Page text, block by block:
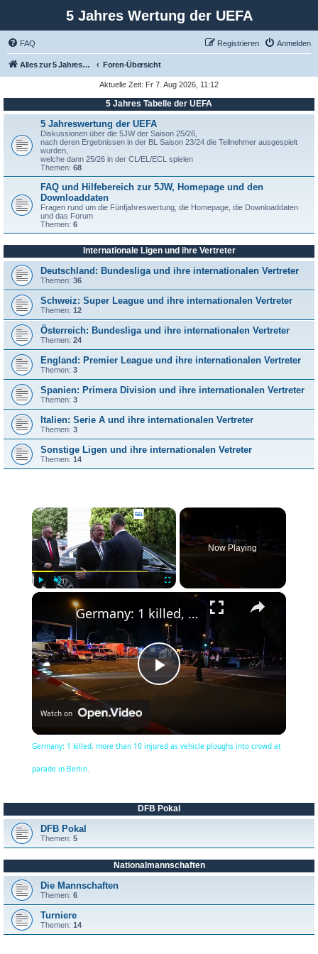
5 Jahres Wertung der UEFA
FAQ Anmelden
Registrieren
Alles zur 5 Jahreswertung / Tabelle der UEFA mit vielen Statistiken. Foren-Übersicht
Aktuelle Zeit: Fr 7. Aug 2026, 11:12
5 Jahres Tabelle der UEFA
5 Jahreswertung der UEFA
Diskussionen über die 5JW der Saison 25/26,
nach deren Ergebnissen in der BL Saison 23/24 die Teilnehmer ausgespielt
wurden,
welche dann 25/26 in der CL/EL/ECL spielen
Themen: 68
FAQ und Hilfebereich zur 5JW, Homepage und den
Downloaddaten
Fragen rund um die Fünfjahreswertung, die Homepage, die Downloaddaten
und das Forum
Themen: 6
Internationale Ligen und ihre Vertreter
Deutschland: Bundesliga und ihre internationalen Vertreter
Themen: 36
Schweiz: Super League und ihre internationalen Vertreter
Themen: 12
Österreich: Bundesliga und ihre internationalen Vertreter
Themen: 24
England: Premier League und ihre internationalen Vertreter
Themen: 3
Spanien: Primera Division und ihre internationalen Vertreter
Themen: 3
Italien: Serie A und ihre internationalen Vertreter
Themen: 3
Sonstige Ligen und ihre internationalen Vetreter
Themen: 14
×
Fullscreen
Now Playing
×
P
l
y
V
d
Germany: 1 killed, more than 10 injured as vehicle ploughs into crowd at parade in Berlin.
Watch on
Germany: 1 killed, more than 10 injured as vehicle ploughs into crowd at
parade in Berlin.
DFB Pokal
DFB Pokal
Themen: 5
Nationalmannschaften
Die Mannschaften
Themen: 6
Turniere
Themen: 14